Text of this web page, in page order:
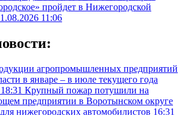
пройдет в Нижегородской
11:06
агропромышленных предприятий
в январе – в июле текущего года
18:31 Крупный пожар потушили на
предприятии в Воротынском округе
нижегородских автомобилистов 16:31